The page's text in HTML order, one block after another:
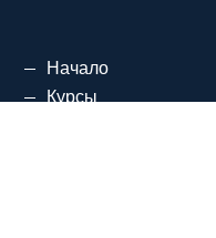
Начало
Курсы